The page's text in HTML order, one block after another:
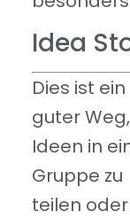
Idea
Dies ist ein
guter
Ideen in
Gruppe zu
teilen oder